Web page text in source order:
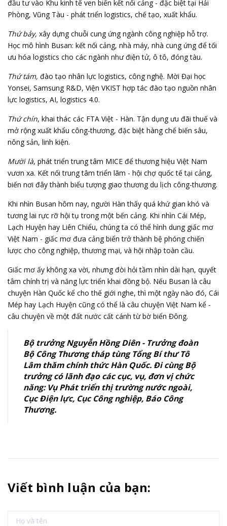
đầu tư vào Khu kinh tế ven biển kết nối cảng - đặc biệt tại Hải
Phòng, Vũng Tàu - phát triển logistics, chế tạo, xuất khẩu.
Thứ bảy, xây dựng chuỗi cung ứng ngành công nghiệp hỗ trợ.
Học mô hình Busan: kết nối cảng, nhà máy, nhà cung ứng để tối
ưu hóa logistics cho các ngành như điện tử, ô tô, đóng tàu.
Thứ tám, đào tạo nhân lực logistics, công nghệ. Mời Đại học
Yonsei, Samsung R&D, Viện VKIST hợp tác đào tạo nguồn nhân
lực logistics, AI, logistics 4.0.
Thứ chín, khai thác các FTA Việt - Hàn. Tận dụng ưu đãi thuế và
mở rộng xuất khẩu công-thương, đặc biệt hàng chế biến sâu,
nông sản, linh kiện.
Mười là, phát triển trung tâm MICE để thương hiệu Việt Nam
vươn xa. Kết nối trung tâm triển lãm - hội chợ quốc tế tại cảng,
biến nơi đây thành biểu tượng giao thương du lịch công-thương.
Khi nhìn Busan hôm nay, người Hàn thấy quá khứ gian khó và
tương lai rực rỡ hội tụ trong một bến cảng. Khi nhìn Cái Mép,
Lạch Huyện hay Liên Chiểu, chúng ta có thể hình dung giấc mơ
Việt Nam - giấc mơ đưa cảng biển trở thành bệ phóng chiến
lược cho công nghiệp, thương mại, và hội nhập toàn cầu.
Giấc mơ ấy không xa vời, nhưng đòi hỏi tầm nhìn dài hạn, quyết
tâm chính trị và năng lực triển khai đồng bộ. Nếu Busan là câu
chuyện Hàn Quốc kể cho thế giới nghe, thì một ngày nào đó, Cái
Mép hay Lạch Huyện cũng có thể là câu chuyện Việt Nam kể -
câu chuyện về một đất nước cất cánh từ bờ biển Đông.
Bộ trưởng Nguyễn Hồng Diên - Trưởng đoàn
Bộ Công Thương tháp tùng Tổng Bí thư Tô
Lâm thăm chính thức Hàn Quốc. Đi cùng Bộ
trưởng có lãnh đạo các cục, vụ, đơn vị chức
năng: Vụ Phát triển thị trường nước ngoài,
Cục Điện lực, Cục Công nghiệp, Báo Công
Thương.
Viết bình luận của bạn: